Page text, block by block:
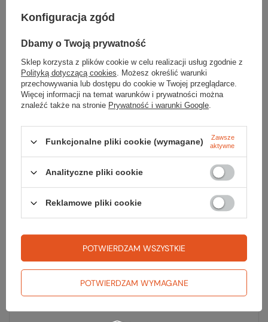
technologiąNanoSphere
to dzięki specjalnej strukturze przypominającej
powłokę liścia, z niewidocznymi gołym okiem
włoskami, dzięki którym woda spływa po materiale,
a brud tak łatwo się w niego nie wciera.
Parametry
Marka Black Diamond
Materiał
Gore Windstopper®
Schoeller® stretch-
NanoSphere®
Technology
Konfiguracja zgód
Dbamy o Twoją prywatność
Sklep korzysta z plików cookie w celu realizacji usług zgodnie z
Polityką dotyczącą cookies. Możesz określić warunki
przechowywania lub dostępu do cookie w Twojej przeglądarce.
Więcej informacji na temat warunków i prywatności można
znaleźć także na stronie Prywatność i warunki Google.
Funkcjonalne pliki cookie (wymagane)
Zawsze
aktywne
Analityczne pliki cookie
Reklamowe pliki cookie
POTWIERDZAM WYMAGANE
POTWIERDZAM WSZYSTKIE